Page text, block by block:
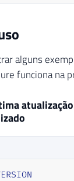
RECONFIGURE
EXEC
@xml VARCHAR
alguns
funciona na